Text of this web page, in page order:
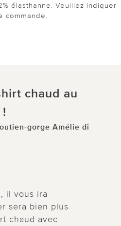
élasthanne. Veuillez indiquer
commande.
chaud au
gorge Amélie di
il vous ira
sera bien plus
chaud avec